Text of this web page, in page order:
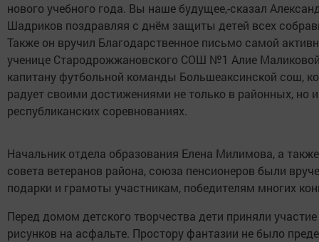
нового учебного года. Вы наше будущее,-сказал
Шадриков поздравляя с днём защиты детей всех
Также он вручил Благодарственное письмо самой
ученице Стародрожжановского СОШ №1 Алие
капитану футбольной команды Большеаксинской сош,
радует своими достижениями не только в районных, но
республиканских соревнованиях.
Начальник отдела образования Елена Милимова, а
совета ветеранов района, союза пенсионеров были
подарки и грамоты участникам, победителям многих
Перед домом детского творчества дети приняли участие
рисунков на асфальте. Простору фантазии не было